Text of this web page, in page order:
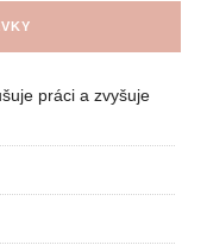
práci a zvyšuje